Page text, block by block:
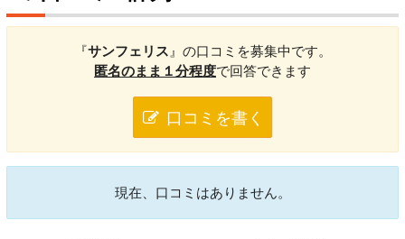
『サンフェリス』の口コミを募集中です。
匿名のまま１分程度で回答できます
口コミを書く
現在、口コミはありません。